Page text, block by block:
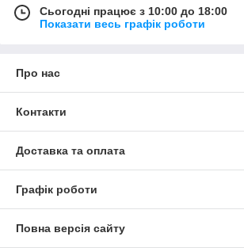
Сьогодні працює з 10:00 до 18:00
Показати весь графік роботи
Про нас
Контакти
Доставка та оплата
Графік роботи
Повна версія сайту